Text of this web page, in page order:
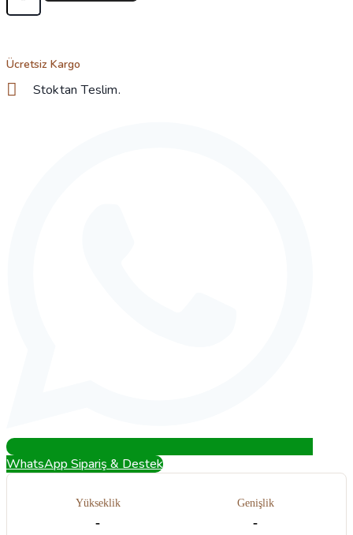
Parça
Kahvaltı
Takımı
adet
Ücretsiz Kargo
Stoktan Teslim.
WhatsApp Sipariş & Destek
Yükseklik
-
Genişlik
-